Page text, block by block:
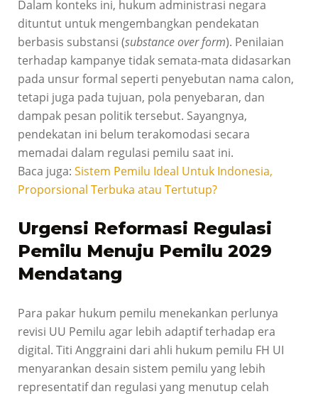
Dalam konteks ini, hukum administrasi negara
dituntut untuk mengembangkan pendekatan
berbasis substansi (substance over form). Penilaian
terhadap kampanye tidak semata-mata didasarkan
pada unsur formal seperti penyebutan nama calon,
tetapi juga pada tujuan, pola penyebaran, dan
dampak pesan politik tersebut. Sayangnya,
pendekatan ini belum terakomodasi secara
memadai dalam regulasi pemilu saat ini.
Baca juga: Sistem Pemilu Ideal Untuk Indonesia,
Proporsional Terbuka atau Tertutup?
Urgensi Reformasi Regulasi
Pemilu Menuju Pemilu 2029
Mendatang
Para pakar hukum pemilu menekankan perlunya
revisi UU Pemilu agar lebih adaptif terhadap era
digital. Titi Anggraini dari ahli hukum pemilu FH UI
menyarankan desain sistem pemilu yang lebih
representatif dan regulasi yang menutup celah